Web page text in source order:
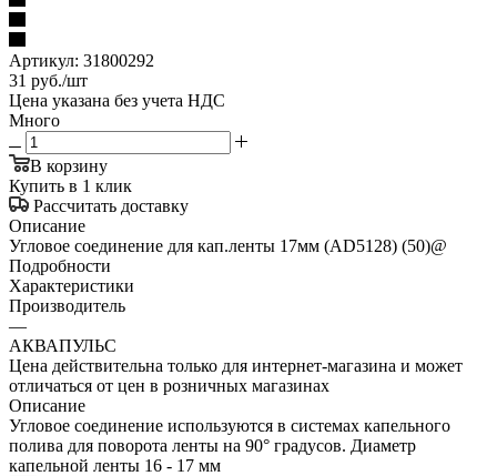
Артикул: 31800292
31 руб./шт
Цена указана без учета НДС
Много
В корзину
Купить в 1 клик
Рассчитать доставку
Описание
Угловое соединение для кап.ленты 17мм (AD5128) (50)@
Подробности
Характеристики
Производитель
—
АКВАПУЛЬС
Цена действительна только для интернет-магазина и может
отличаться от цен в розничных магазинах
Описание
Угловое соединение используются в системах капельного
полива для поворота ленты на 90° градусов. Диаметр
капельной ленты 16 - 17 мм